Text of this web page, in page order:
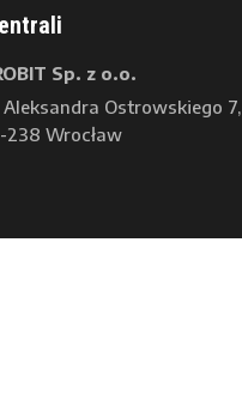
Sp. z o.o.
Aleksandra Ostrowskiego 7,
238 Wrocław